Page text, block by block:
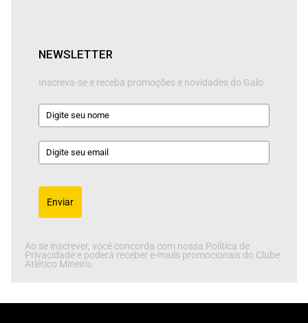
NEWSLETTER
Inscreva-se e receba promoções e novidades do Galo
Enviar
Ao se inscrever, você concorda com nossa Política de
Privacidade e poderá receber e-mails promocionais do Clube
Atlético Mineiro.